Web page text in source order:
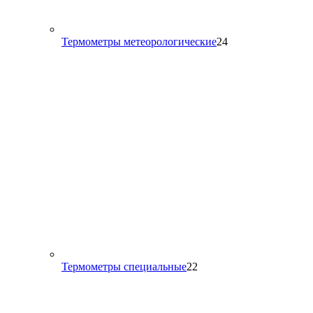
Термометры метеорологические2424
Термометры специальные22